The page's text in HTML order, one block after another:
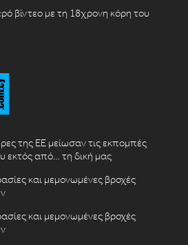
βίντεο με τη 18χρονη κόρη του
της ΕΕ μείωσαν τις εκπομπές
εκτός από… τη δική μας
και μεμονωμένες βροχές
και μεμονωμένες βροχές